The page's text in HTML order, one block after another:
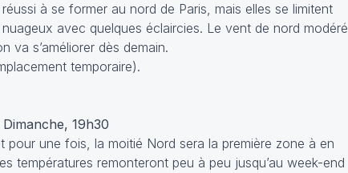
à se former au nord de Paris, mais elles se limitent
avec quelques éclaircies. Le vent de nord modéré
va s’améliorer dès demain.
temporaire).
19h30
une fois, la moitié Nord sera la première zone à en
températures remonteront peu à peu jusqu’au week-end